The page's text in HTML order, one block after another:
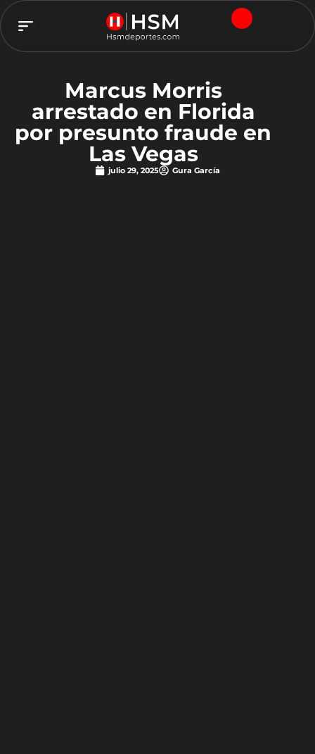
Marcus Morris
arrestado en Florida
por presunto fraude en
Las Vegas
julio 29, 2025 Gura García